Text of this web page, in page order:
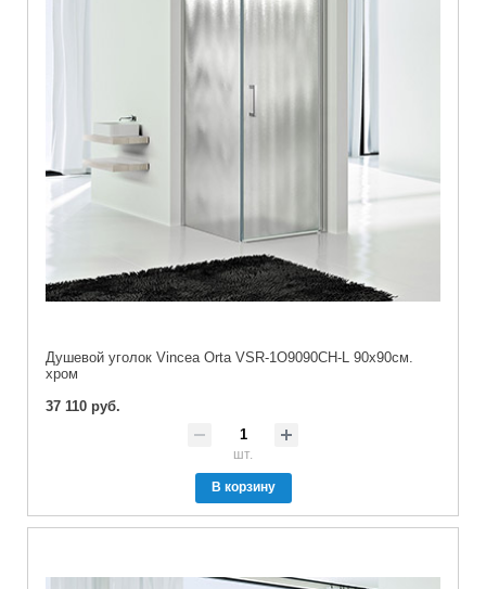
Душевой уголок Vincea Orta VSR-1O9090CH-L 90х90см.
хром
37 110 руб.
шт.
В корзину